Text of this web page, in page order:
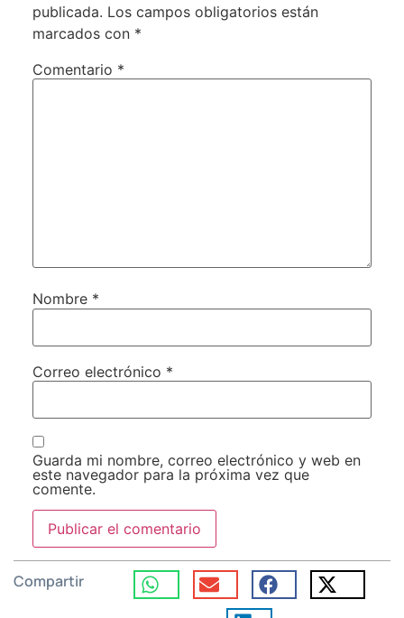
publicada. Los campos obligatorios están
marcados con *
Comentario *
Nombre *
Correo electrónico *
Guarda mi nombre, correo electrónico y web en
este navegador para la próxima vez que
comente.
Compartir